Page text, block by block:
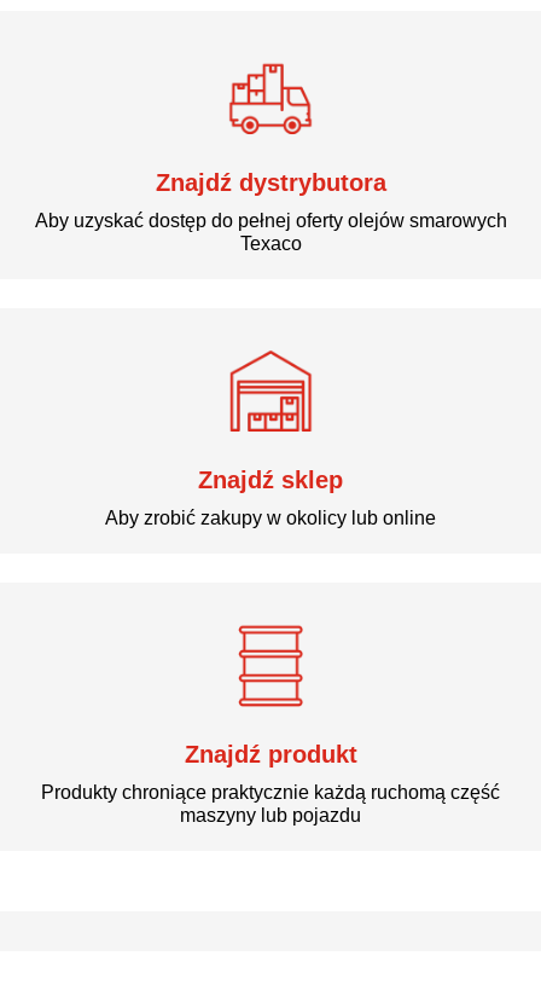
Znajdź dystrybutora
Aby uzyskać dostęp do pełnej oferty olejów smarowych
Texaco
Znajdź sklep
Aby zrobić zakupy w okolicy lub online
Znajdź produkt
Produkty chroniące praktycznie każdą ruchomą część
maszyny lub pojazduBądźmy w kontakcie
Bądźmy w kontakcie